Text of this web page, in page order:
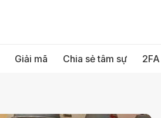
Giải mã Chia sẻ tâm sự 2FA